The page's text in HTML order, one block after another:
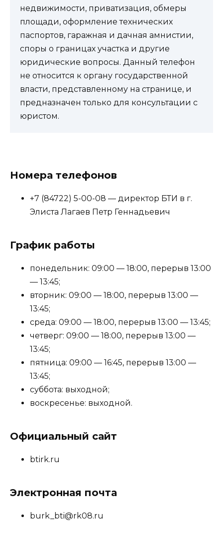
недвижимости, приватизация, обмеры
площади, оформление технических
паспортов, гаражная и дачная амнистии,
споры о границах участка и другие
юридические вопросы. Данный телефон
не относится к органу государственной
власти, представленному на странице, и
предназначен только для консультации с
юристом.
Номера телефонов
+7 (84722) 5-00-08 — директор БТИ в г.
Элиста Лагаев Петр Геннадьевич
График работы
понедельник: 09:00 — 18:00, перерыв 13:00
— 13:45;
вторник: 09:00 — 18:00, перерыв 13:00 —
13:45;
среда: 09:00 — 18:00, перерыв 13:00 — 13:45;
четверг: 09:00 — 18:00, перерыв 13:00 —
13:45;
пятница: 09:00 — 16:45, перерыв 13:00 —
13:45;
суббота: выходной;
воскресенье: выходной.
Официальный сайт
btirk.ru
Электронная почта
burk_bti@rk08.ru